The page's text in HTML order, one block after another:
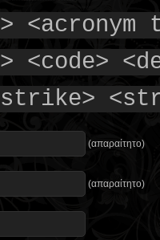
<acronym
(απαραίτητο)
(απαραίτητο)